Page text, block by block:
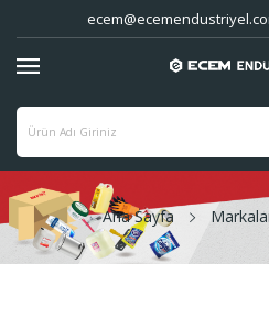
Ana Sayfa